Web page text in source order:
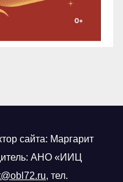
сайта: Маргарит
АНО «ИИЦ
, тел.